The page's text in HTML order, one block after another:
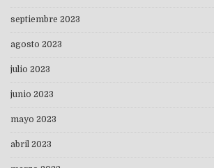
septiembre 2023
agosto 2023
julio 2023
junio 2023
mayo 2023
abril 2023